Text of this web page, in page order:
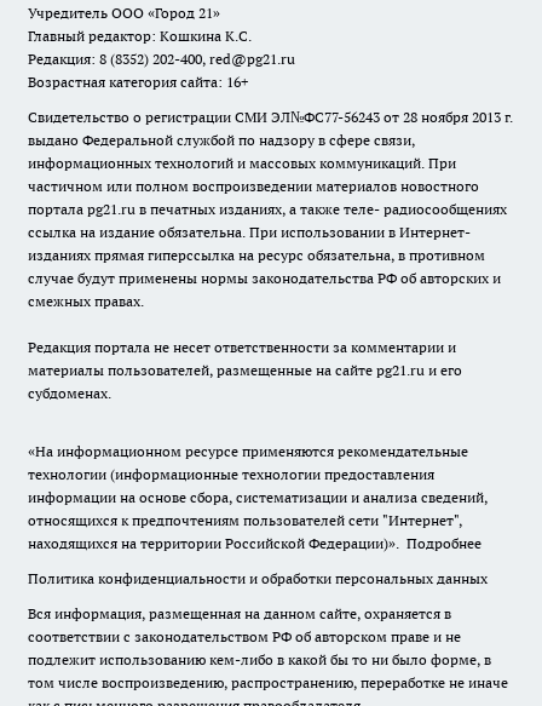
Учредитель ООО «Город 21»
Главный редактор: Кошкина К.С.
Редакция: 8 (8352) 202-400, red@pg21.ru
Возрастная категория сайта: 16+
Свидетельство о регистрации СМИ ЭЛ№ФС77-56243 от 28 ноября 2013 г.
выдано Федеральной службой по надзору в сфере связи,
информационных технологий и массовых коммуникаций. При
частичном или полном воспроизведении материалов новостного
портала pg21.ru в печатных изданиях, а также теле- радиосообщениях
ссылка на издание обязательна. При использовании в Интернет-
изданиях прямая гиперссылка на ресурс обязательна, в противном
случае будут применены нормы законодательства РФ об авторских и
смежных правах.
Редакция портала не несет ответственности за комментарии и
материалы пользователей, размещенные на сайте pg21.ru и его
субдоменах.
«На информационном ресурсе применяются рекомендательные
технологии (информационные технологии предоставления
информации на основе сбора, систематизации и анализа сведений,
относящихся к предпочтениям пользователей сети "Интернет",
находящихся на территории Российской Федерации)». Подробнее
Политика конфиденциальности и обработки персональных данных
Вся информация, размещенная на данном сайте, охраняется в
соответствии с законодательством РФ об авторском праве и не
подлежит использованию кем-либо в какой бы то ни было форме, в
том числе воспроизведению, распространению, переработке не иначе